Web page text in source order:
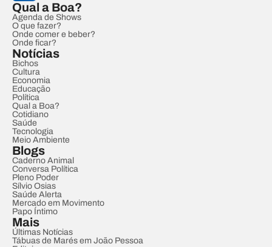
Qual a Boa?
Agenda de Shows
O que fazer?
Onde comer e beber?
Onde ficar?
Notícias
Bichos
Cultura
Economia
Educação
Política
Qual a Boa?
Cotidiano
Saúde
Tecnologia
Meio Ambiente
Blogs
Caderno Animal
Conversa Política
Pleno Poder
Sílvio Osias
Saúde Alerta
Mercado em Movimento
Papo Íntimo
Mais
Últimas Notícias
Tábuas de Marés em João Pessoa